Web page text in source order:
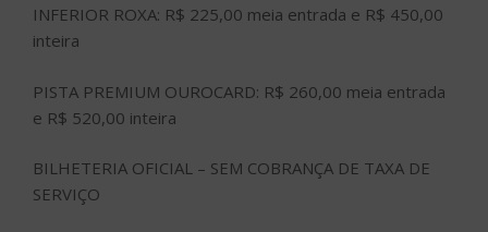
INFERIOR ROXA: R$ 225,00 meia entrada e R$ 450,00
inteira
PISTA PREMIUM OUROCARD: R$ 260,00 meia entrada
e R$ 520,00 inteira
BILHETERIA OFICIAL – SEM COBRANÇA DE TAXA DE
SERVIÇO